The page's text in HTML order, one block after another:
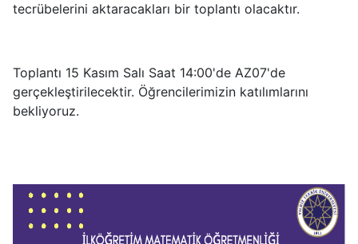
tecrübelerini aktaracakları bir toplantı olacaktır.
Toplantı 15 Kasım Salı Saat 14:00'de AZ07'de
gerçekleştirilecektir. Öğrencilerimizin katılımlarını
bekliyoruz.